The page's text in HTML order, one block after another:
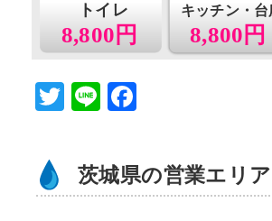
8,800円
トイレ
8,800円
キッチン・台
T
er
Li
e
茨城県の営業エリア